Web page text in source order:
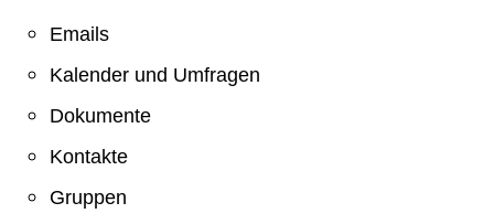
Emails
Kalender und Umfragen
Dokumente
Kontakte
Gruppen